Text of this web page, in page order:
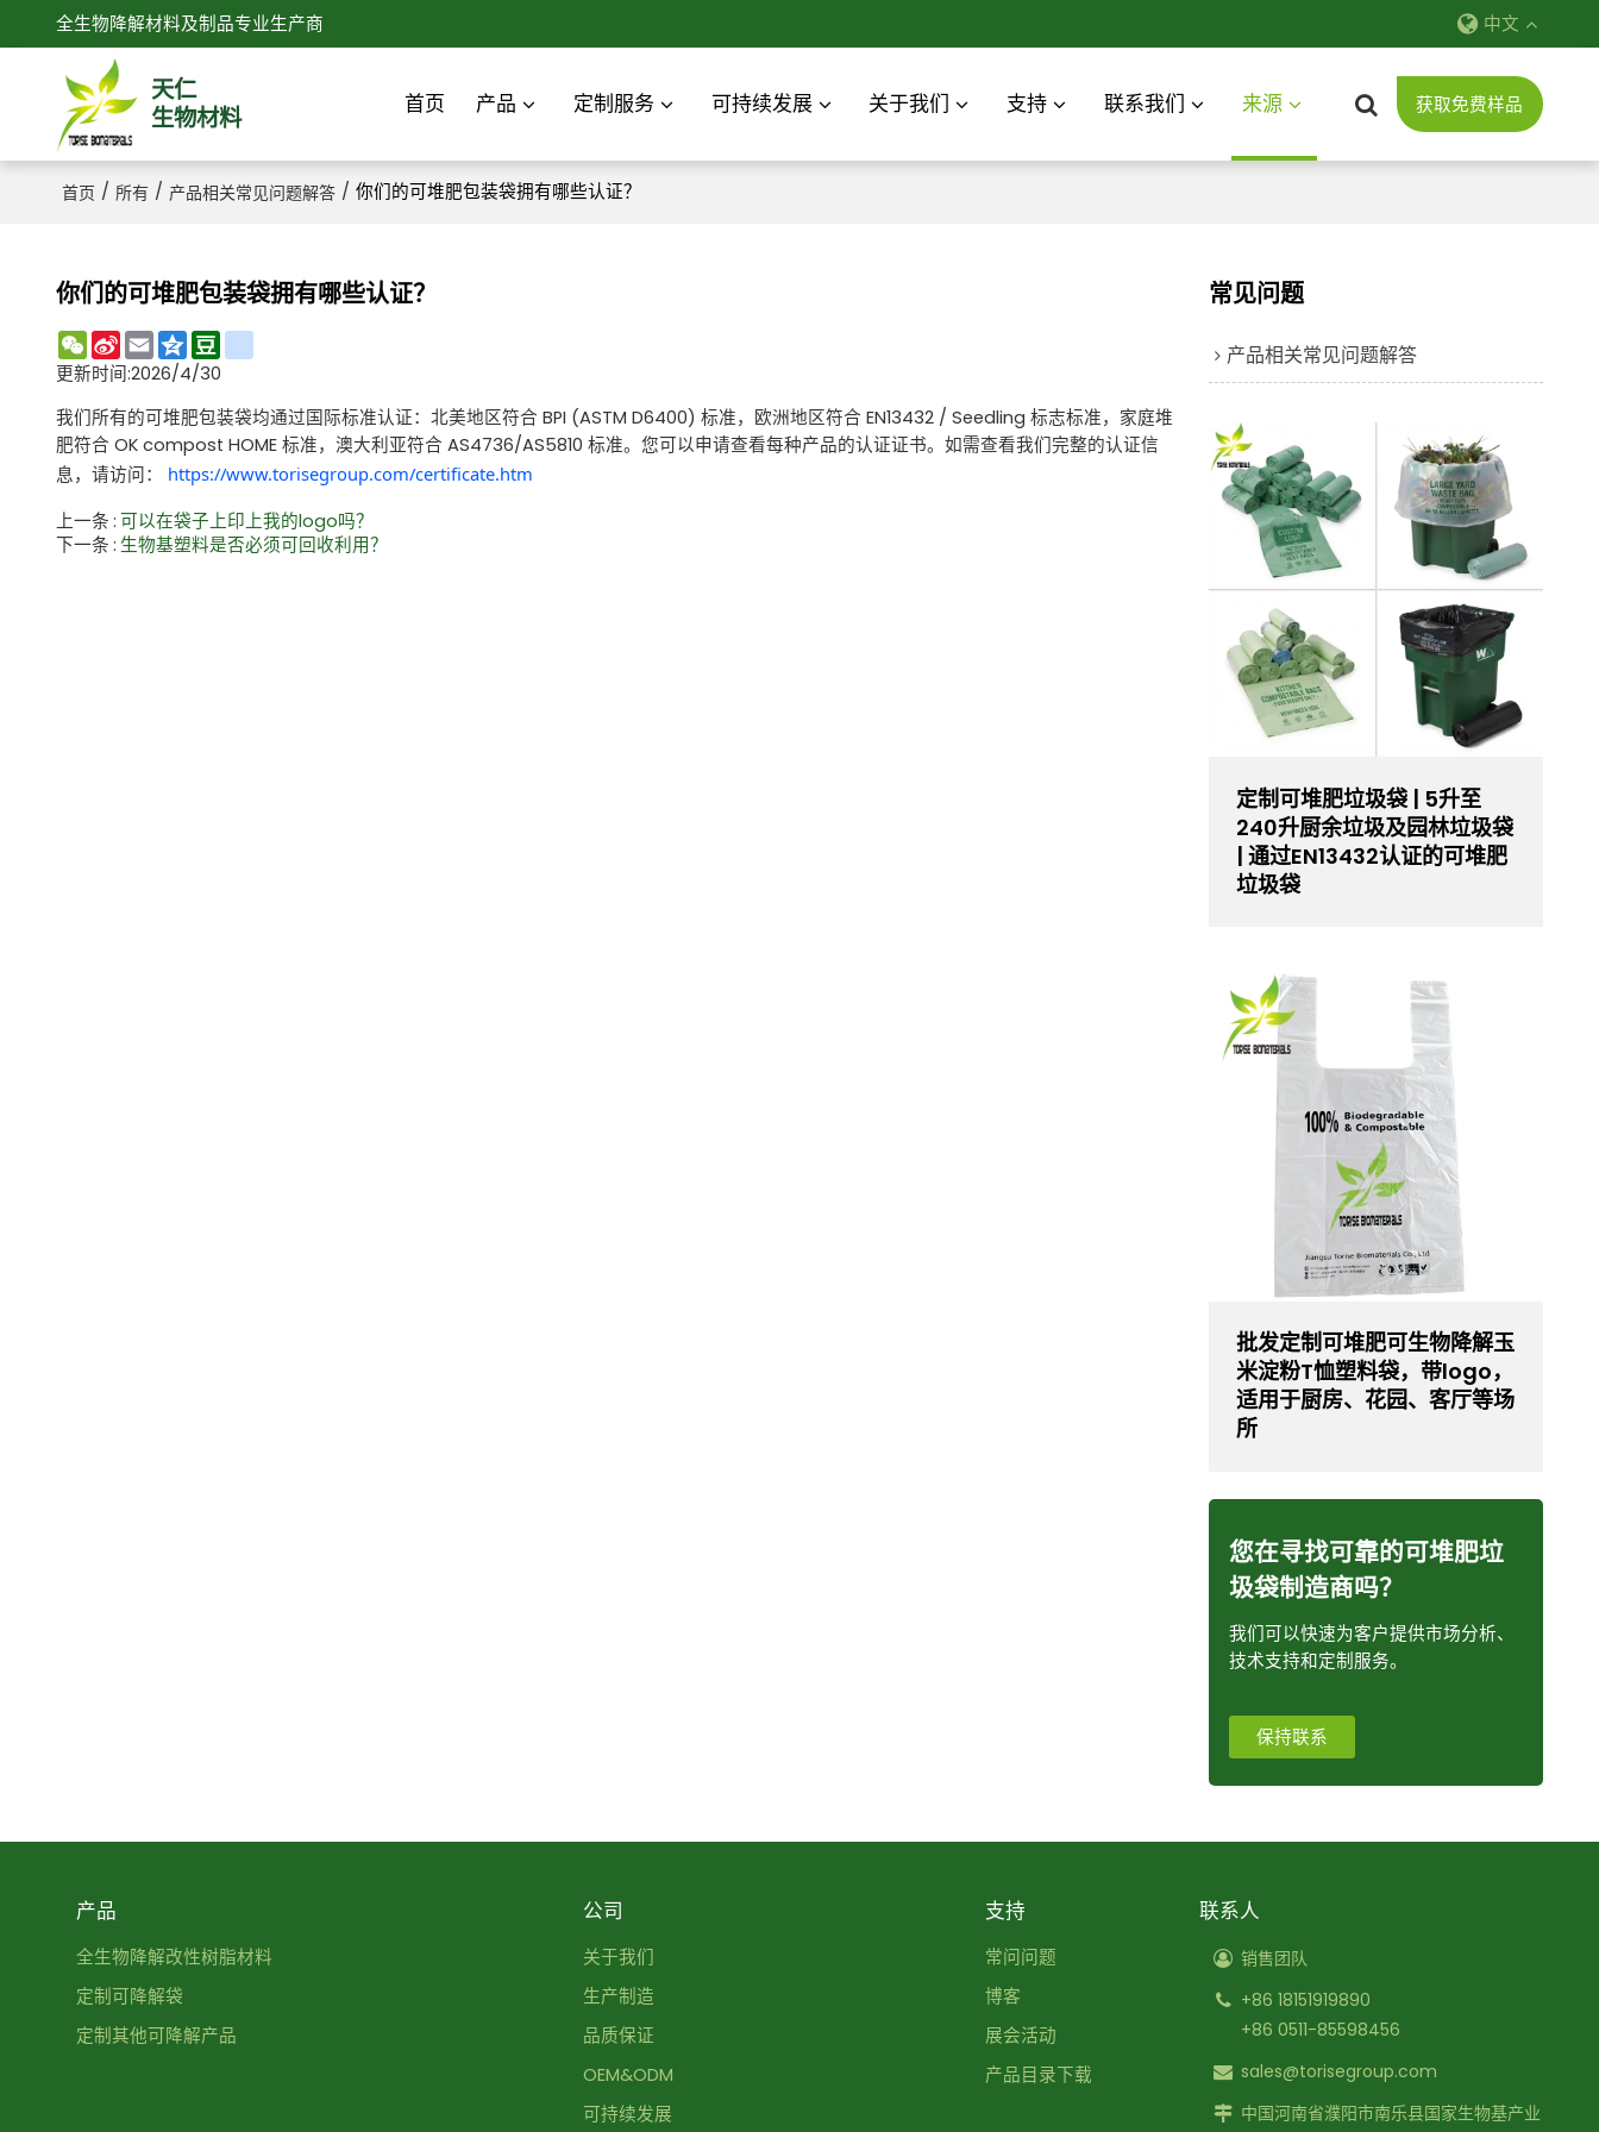
全生物降解材料及制品专业生产商 中文
天仁
生物材料
首页 产品 定制服务 可持续发展 关于我们 支持 联系我们 来源 获取免费样品
首页 / 所有 / 产品相关常见问题解答 / 你们的可堆肥包装袋拥有哪些认证？
你们的可堆肥包装袋拥有哪些认证？
WeChat
Sina
Weibo
EmailQzoneDoubanrenren
更新时间:2026/4/30
我们所有的可堆肥包装袋均通过国际标准认证：北美地区符合 BPI (ASTM D6400) 标准，欧洲地区符合 EN13432 / Seedling 标志标准，家庭堆
肥符合 OK compost HOME 标准，澳大利亚符合 AS4736/AS5810 标准。您可以申请查看每种产品的认证证书。如需查看我们完整的认证信
息，请访问： https://www.torisegroup.com/certificate.htm
上一条 可以在袋子上印上我的logo吗？
下一条 生物基塑料是否必须可回收利用？
常见问题
产品相关常见问题解答
定制可堆肥垃圾袋 | 5升至
240升厨余垃圾及园林垃圾袋
| 通过EN13432认证的可堆肥
垃圾袋
批发定制可堆肥可生物降解玉
米淀粉T恤塑料袋，带logo，
适用于厨房、花园、客厅等场
所
您在寻找可靠的可堆肥垃
圾袋制造商吗？
我们可以快速为客户提供市场分析、
技术支持和定制服务。
保持联系
产品
全生物降解改性树脂材料
定制可降解袋
定制其他可降解产品
公司
关于我们
生产制造
品质保证
OEM&ODM
可持续发展
支持
常问问题
博客
展会活动
产品目录下载
联系人
销售团队
+86 18151919890
+86 0511-85598456
sales@torisegroup.com
中国河南省濮阳市南乐县国家生物基产业